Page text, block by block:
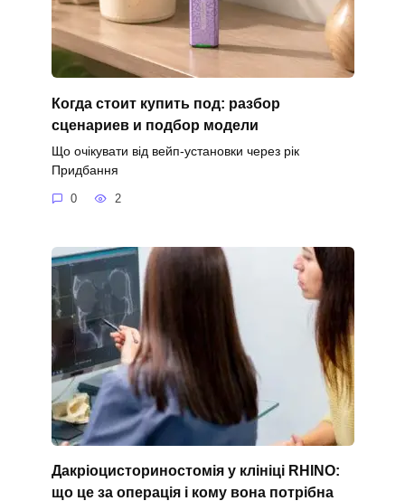
Когда стоит купить под: разбор
сценариев и подбор модели
Що очікувати від вейп-установки через рік
Придбання
0 2
Дакріоцисториностомія у клініці RHINO:
що це за операція і кому вона потрібна